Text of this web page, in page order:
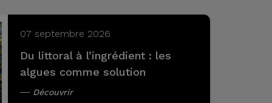
07 septembre 2026
Du littoral à l’ingrédient : les
algues comme solution
Découvrir